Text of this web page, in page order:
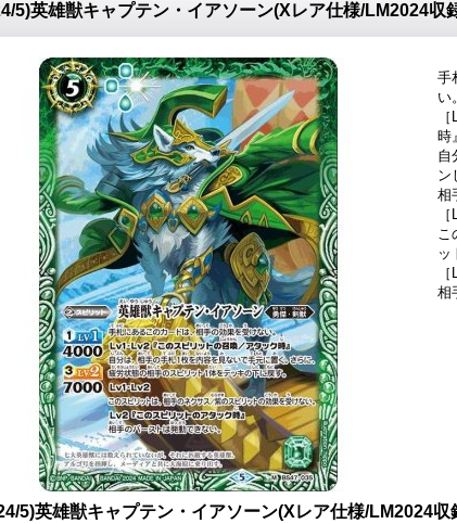
5)英雄獣キャプテン・イアソーン(Xレア仕様/LM2024収
手
い。
時』
自
ン
相
こ
ッ
相
5)英雄獣キャプテン・イアソーン(Xレア仕様/LM2024収